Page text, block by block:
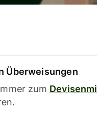
Überweisungen
zum